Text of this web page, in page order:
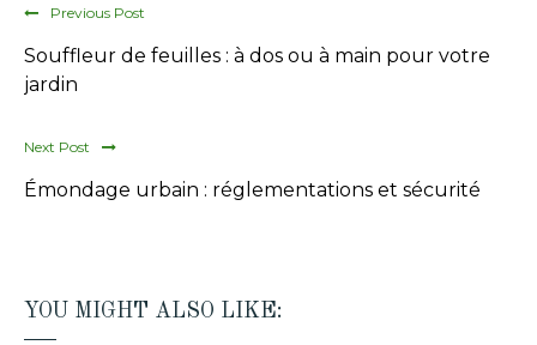
Previous Post
Souffleur de feuilles : à dos ou à main pour votre
jardin
Next Post
Émondage urbain : réglementations et sécurité
YOU MIGHT ALSO LIKE: